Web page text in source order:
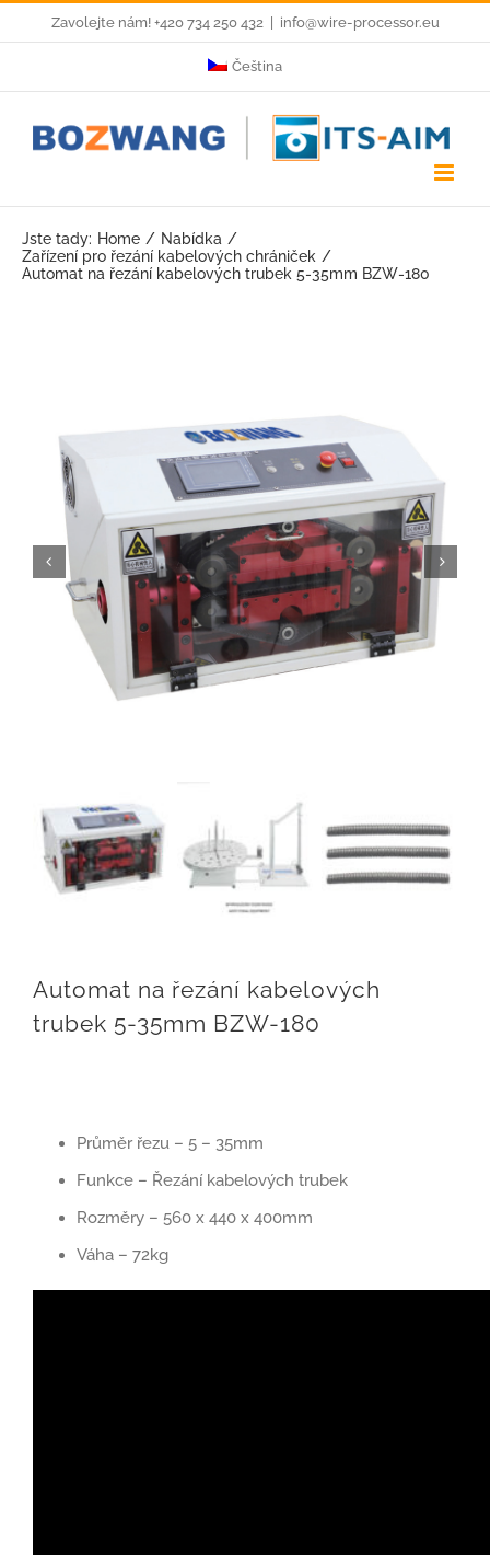
content
Zavolejte nám! +420 734 250 432 info@wire-processor.eu
Čeština
Jste tady: Home
Nabídka
Zařízení pro řezání kabelových chrániček
Automat na řezání kabelových trubek 5-35mm BZW-180
Automat na řezání kabelových
trubek 5-35mm BZW-180
Průměr řezu – 5 – 35mm
Funkce – Řezání kabelových trubek
Rozměry – 560 x 440 x 400mm
Váha – 72kg